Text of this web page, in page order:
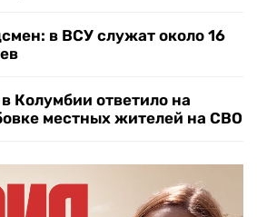
в ВСУ служат около 16
Колумбии ответило на
местных жителей на СВО